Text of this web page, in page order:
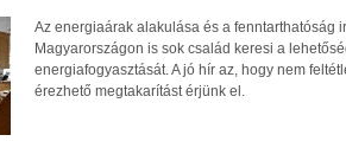
Az energiaárak alakulása és a fenntarthatóság
Magyarországon is sok család keresi a
energiafogyasztását. A jó hír az, hogy nem
érezhető megtakarítást érjünk el.